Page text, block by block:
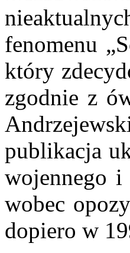
fenomenu
który
zgodnie z
publikacja
wojennego i
wobec
dopiero w